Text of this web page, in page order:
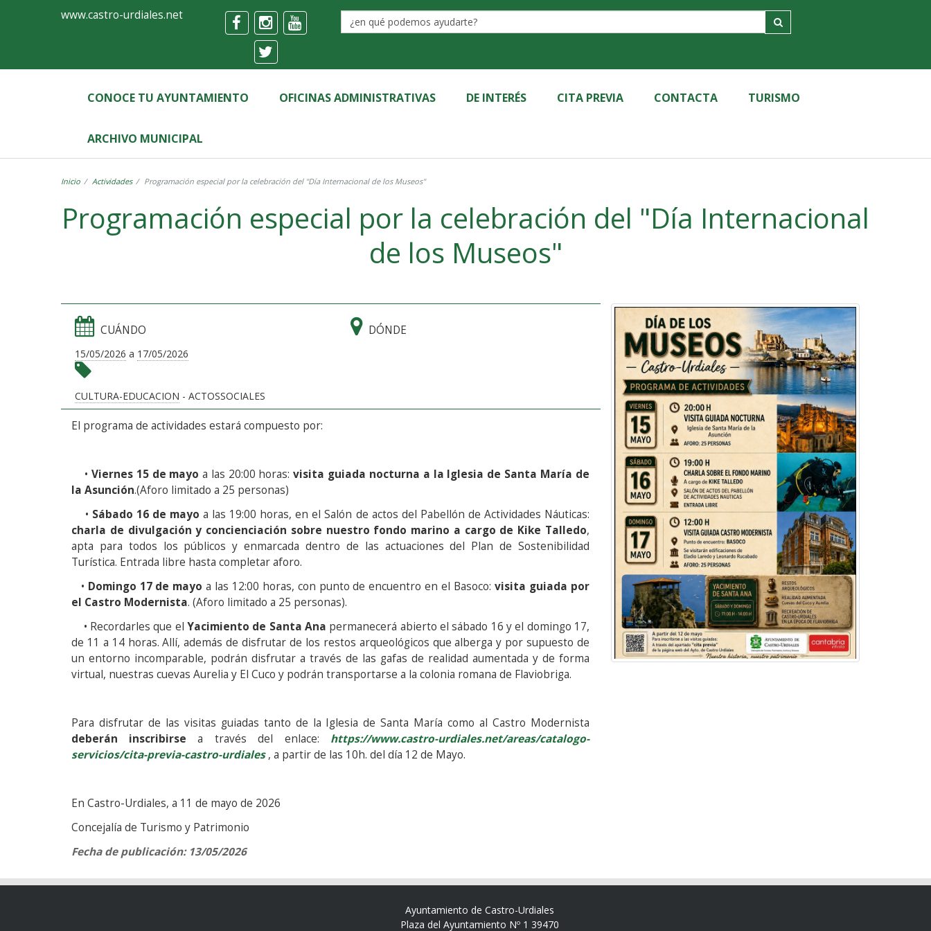
FormularioAyuntamiento
Castro-
Urdiales
www.castro-urdiales.net
CONOCE TU AYUNTAMIENTO OFICINAS ADMINISTRATIVAS DE INTERÉS CITA PREVIA CONTACTA TURISMO
ARCHIVO MUNICIPAL
Inicio Actividades Programación especial por la celebración del "Día Internacional de los Museos"
Programación especial por la celebración del "Día Internacional
de los Museos"
CUÁNDO
15/05/2026 a 17/05/2026
DÓNDE
CULTURA-EDUCACION - ACTOSSOCIALES
El programa de actividades estará compuesto por:
• Viernes 15 de mayo a las 20:00 horas: visita guiada nocturna a la Iglesia de Santa María de
la Asunción.(Aforo limitado a 25 personas)
• Sábado 16 de mayo a las 19:00 horas, en el Salón de actos del Pabellón de Actividades Náuticas:
charla de divulgación y concienciación sobre nuestro fondo marino a cargo de Kike Talledo,
apta para todos los públicos y enmarcada dentro de las actuaciones del Plan de Sostenibilidad
Turística. Entrada libre hasta completar aforo.
• Domingo 17 de mayo a las 12:00 horas, con punto de encuentro en el Basoco: visita guiada por
el Castro Modernista. (Aforo limitado a 25 personas).
• Recordarles que el Yacimiento de Santa Ana permanecerá abierto el sábado 16 y el domingo 17,
de 11 a 14 horas. Allí, además de disfrutar de los restos arqueológicos que alberga y por supuesto de
un entorno incomparable, podrán disfrutar a través de las gafas de realidad aumentada y de forma
virtual, nuestras cuevas Aurelia y El Cuco y podrán transportarse a la colonia romana de Flaviobriga.
Para disfrutar de las visitas guiadas tanto de la Iglesia de Santa María como al Castro Modernista
deberán inscribirse a través del enlace: https://www.castro-urdiales.net/areas/catalogo-
servicios/cita-previa-castro-urdiales, a partir de las 10h. del día 12 de Mayo.
En Castro-Urdiales, a 11 de mayo de 2026
Concejalía de Turismo y Patrimonio
Fecha de publicación: 13/05/2026
Ayuntamiento de Castro-Urdiales
Plaza del Ayuntamiento Nº 1 39470